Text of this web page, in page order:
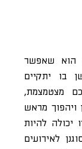
הוא שאפשר
בו יתקיים
מצטמצמת,
ויהפוך מראש
יכולה להיות
לאירועים